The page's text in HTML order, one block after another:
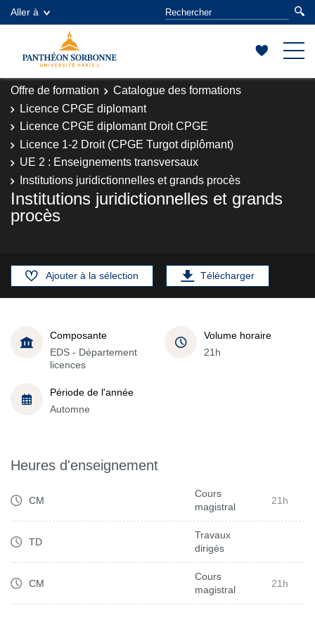
Aller à
Offre de formation
Catalogue des formations
Licence CPGE diplomant
Licence CPGE diplomant Droit CPGE
Licence 1-2 Droit (CPGE Turgot diplômant)
UE 2 : Enseignements transversaux
Institutions juridictionnelles et grands procès
Institutions juridictionnelles et grands
procès
Ajouter à la sélection Télécharger
Composante
EDS - Département
licences
Volume horaire
21h
Période de l'année
Automne
Heures d'enseignement
CM
Cours
magistral
21h
TD
Travaux
dirigés
CM
Cours
magistral
21h